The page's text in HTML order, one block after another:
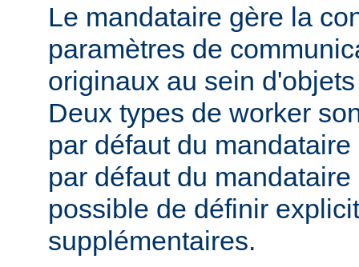
Le mandataire gère la
paramètres de
originaux au sein
Deux types de worker
par défaut du
par défaut du
possible de définir
supplémentaires.